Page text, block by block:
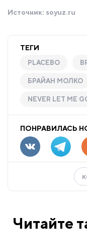
Источник: soyuz.ru
ТЕГИ
PLACEBO
БРАЙАН МОЛКО
NEVER LET ME
ПОНРАВИЛАСЬ
Читайте